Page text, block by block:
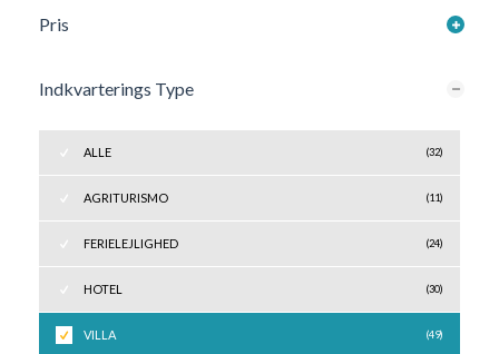
Pris
Indkvarterings Type
ALLE (32)
AGRITURISMO (11)
FERIELEJLIGHED (24)
HOTEL (30)
VILLA (49)